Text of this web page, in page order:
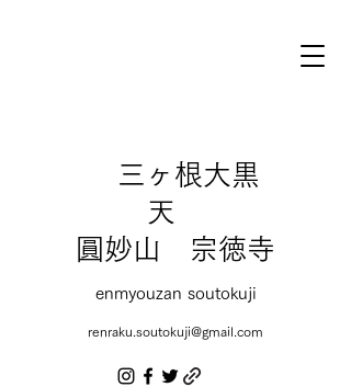
三ヶ根大黒
天
圓妙山 宗徳寺
enmyouzan soutokuji
renraku.soutokuji@gmail.com